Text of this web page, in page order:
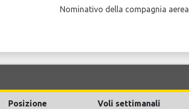
Nominativo della compagnia aerea
Posizione Voli settimanali